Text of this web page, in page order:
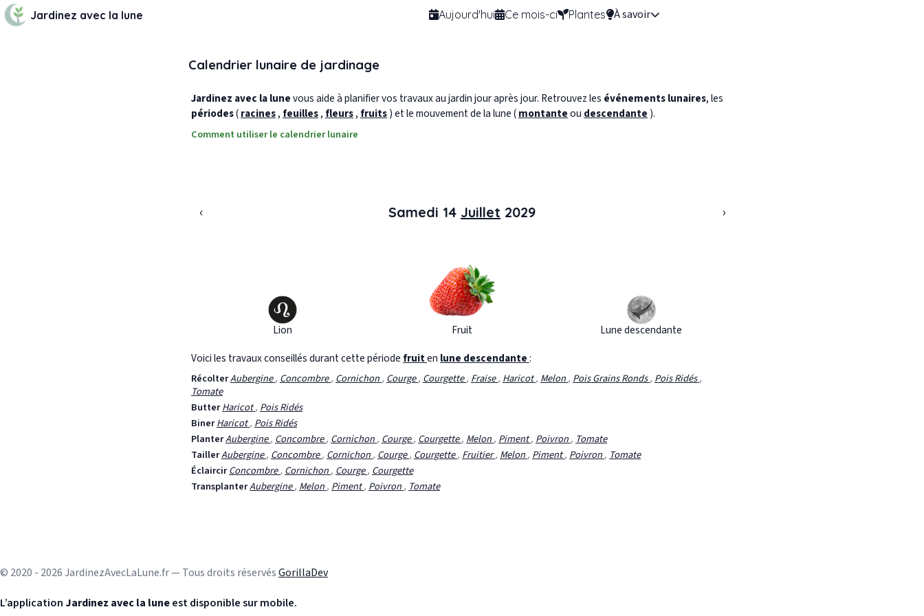
Jardinez avec la lune Aujourd'hui Ce mois-ci Plantes À savoir
Calendrier lunaire de jardinage
Jardinez avec la lunevous aide à planifier vos travaux au jardin jour après jour. Retrouvez les événements lunaires, les
périodes(racines, feuilles, fleurs, fruits) et le mouvement de la lune (montanteou descendante ).
Comment utiliser le calendrier lunaire
‹ Samedi 14 Juillet 2029 ›
Lion Fruit
Lune descendante
Voici les travaux conseillés durant cette période fruiten lune descendante:
RécolterAubergine,Concombre,Cornichon,Courge,Courgette,Fraise,Haricot,Melon,Pois Grains Ronds,Pois Ridés,
Tomate
ButterHaricot,Pois Ridés
BinerHaricot,Pois Ridés
PlanterAubergine,Concombre,Cornichon,Courge,Courgette,Melon,Piment,Poivron,Tomate
TaillerAubergine,Concombre,Cornichon,Courge,Courgette,Fruitier,Melon,Piment,Poivron,Tomate
ÉclaircirConcombre,Cornichon,Courge,Courgette
TransplanterAubergine,Melon,Piment,Poivron,Tomate
© 2020 - 2026 JardinezAvecLaLune.fr — Tous droits réservésGorillaDev
L’application Jardinez avec la luneest disponible sur mobile.